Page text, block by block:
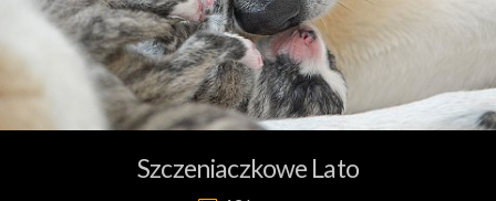
Szczeniaczkowe Lato